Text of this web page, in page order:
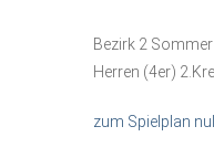
Mitglied werden!
Bezirk 2
Herren (4er)
zum Spielplan